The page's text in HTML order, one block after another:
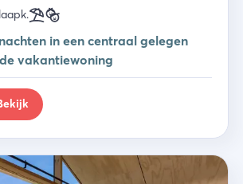
.
in een centraal gelegen
vakantiewoning